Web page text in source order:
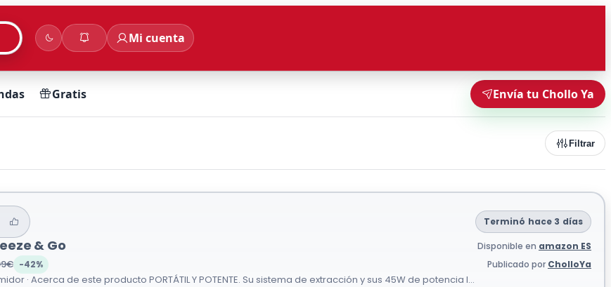
Mi cuenta
Gratis Envía tu Chollo Ya
Filtrar
Terminó hace 3 días
& Go Disponible en amazon ES
-42% Publicado por CholloYa
· Acerca de este producto PORTÁTIL Y POTENTE. Su sistema de extracción y sus 45W de potencia l...